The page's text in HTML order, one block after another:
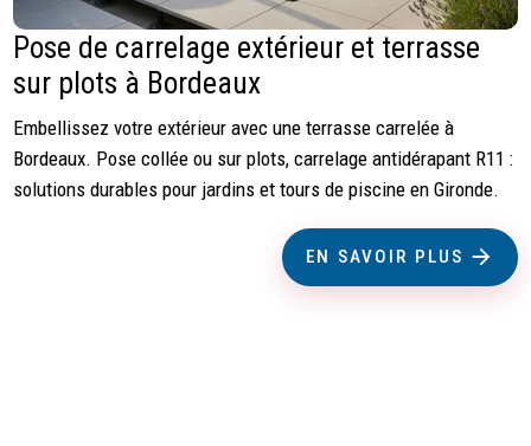
Pose de carrelage extérieur et terrasse
sur plots à Bordeaux
Embellissez votre extérieur avec une terrasse carrelée à
Bordeaux. Pose collée ou sur plots, carrelage antidérapant R11 :
solutions durables pour jardins et tours de piscine en Gironde.
EN SAVOIR PLUS